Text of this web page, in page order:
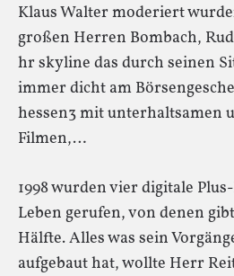
Klaus Walter moderiert
großen Herren Bombach,
hr skyline das durch seinen
immer dicht am
hessen3 mit unterhaltsamen
Filmen,…
1998 wurden vier digitale
Leben gerufen, von denen
Hälfte. Alles was sein
aufgebaut hat, wollte Herr